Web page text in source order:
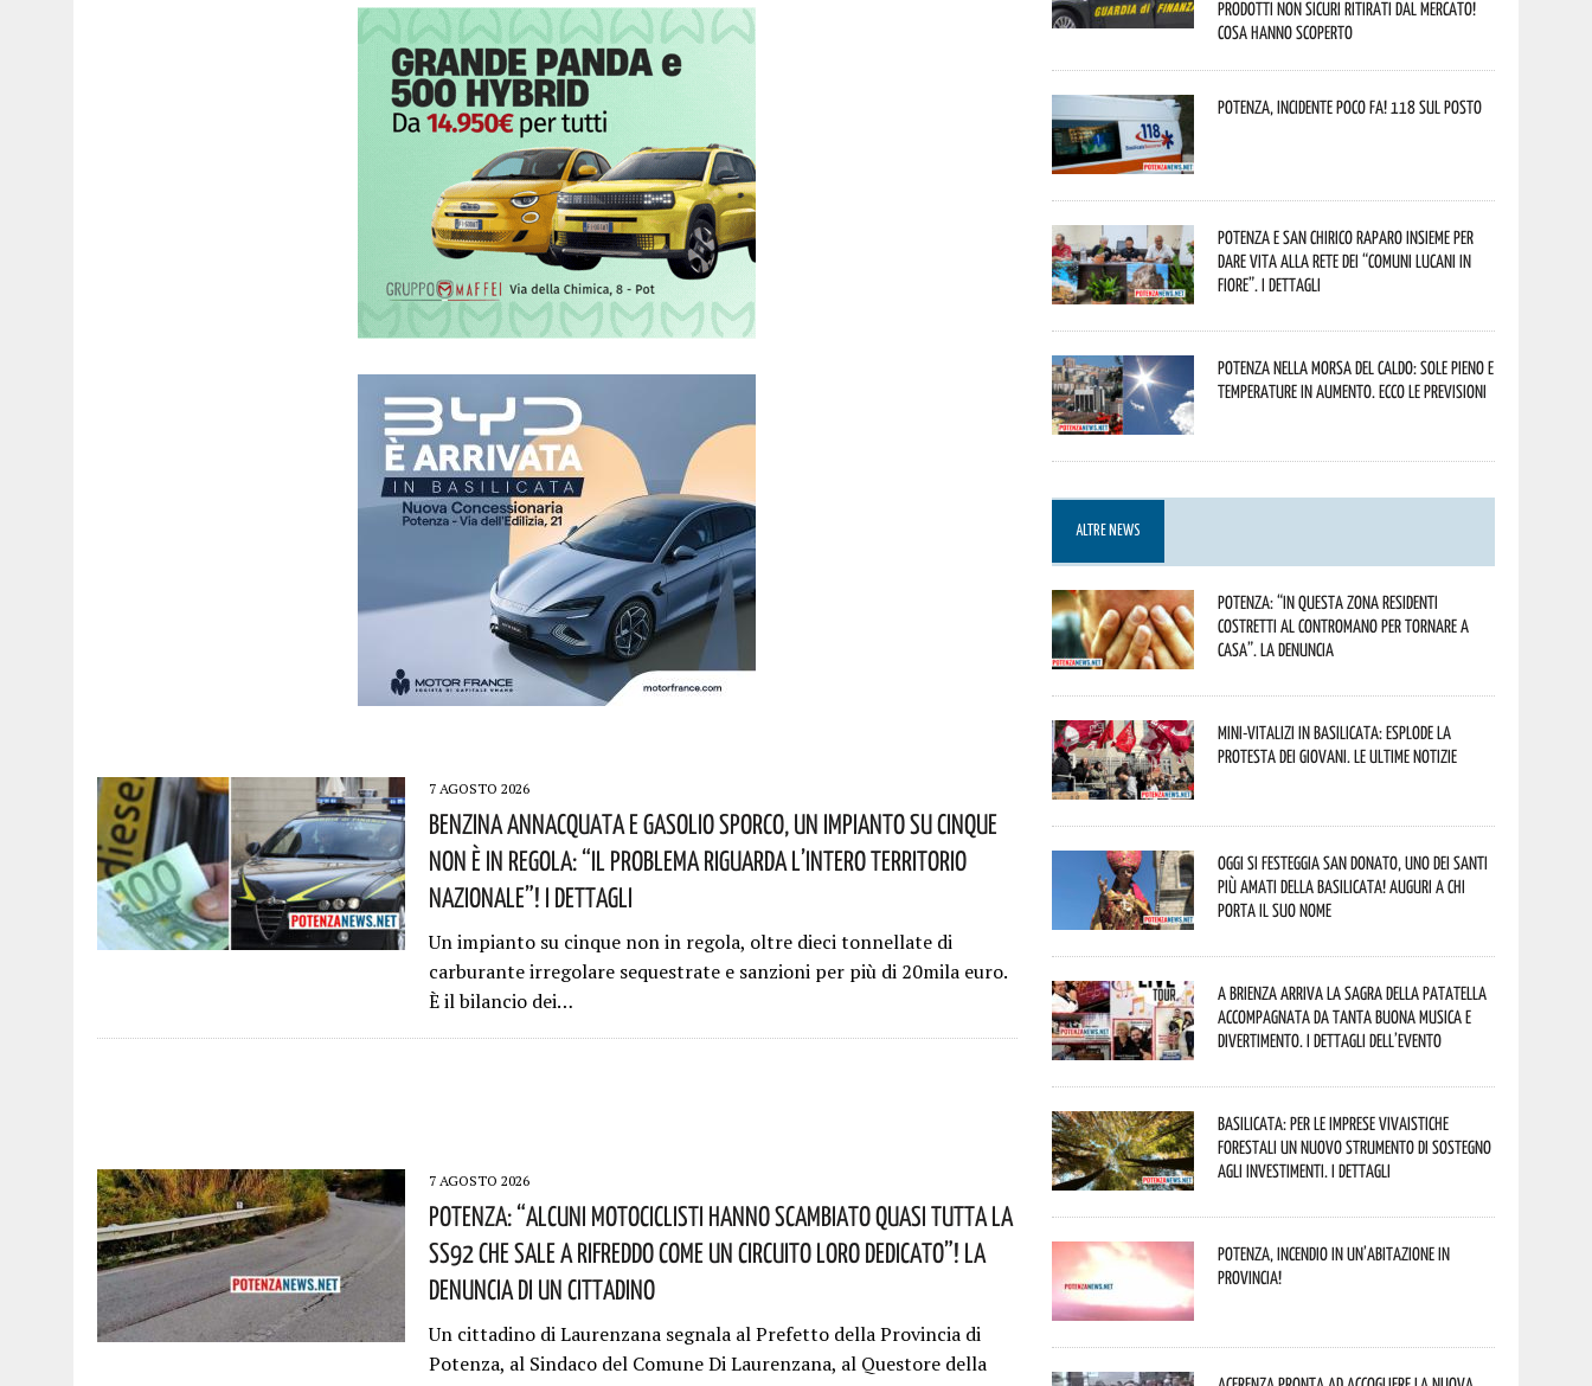
7 AGOSTO 2026
Benzina Annacquata E Gasolio Sporco, Un Impianto Su Cinque
Non È In Regola: “il Problema Riguarda L’intero Territorio
Nazionale”! I Dettagli
Un impianto su cinque non in regola, oltre dieci tonnellate di
carburante irregolare sequestrate e sanzioni per più di 20mila euro.
È il bilancio dei…
7 AGOSTO 2026
Potenza: “alcuni Motociclisti Hanno Scambiato Quasi Tutta La
SS92 Che Sale A Rifreddo Come Un Circuito Loro Dedicato”! La
Denuncia Di Un Cittadino
Un cittadino di Laurenzana segnala al Prefetto della Provincia di
Potenza, al Sindaco del Comune Di Laurenzana, al Questore della
prodotti non sicuri ritirati dal mercato!
Cosa hanno scoperto
Potenza, incidente poco fa! 118 sul posto
Potenza e San Chirico Raparo insieme per
dare vita alla rete dei “Comuni Lucani in
Fiore”. I dettagli
Potenza nella morsa del caldo: sole pieno e
temperature in aumento. Ecco le previsioni
ALTRE NEWS
Potenza: “In questa zona residenti
costretti al contromano per tornare a
casa”. La denuncia
Mini-vitalizi in Basilicata: esplode la
protesta dei giovani. Le ultime notizie
Oggi si festeggia San Donato, uno dei Santi
più amati della Basilicata! Auguri a chi
porta il suo nome
A Brienza arriva la Sagra della Patatella
accompagnata da tanta buona musica e
divertimento. I dettagli dell’evento
Basilicata: per le imprese vivaistiche
forestali un nuovo strumento di sostegno
agli investimenti. I dettagli
Potenza, incendio in un’abitazione in
provincia!